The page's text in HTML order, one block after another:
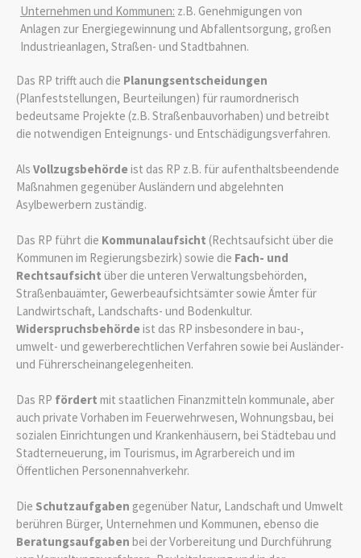
Unternehmen und Kommunen: z.B. Genehmigungen von
Anlagen zur Energiegewinnung und Abfallentsorgung, großen
Industrieanlagen, Straßen- und Stadtbahnen.
Das RP trifft auch die Planungsentscheidungen
(Planfeststellungen, Beurteilungen) für raumordnerisch
bedeutsame Projekte (z.B. Straßenbauvorhaben) und betreibt
die notwendigen Enteignungs- und Entschädigungsverfahren.
Als Vollzugsbehörde ist das RP z.B. für aufenthaltsbeendende
Maßnahmen gegenüber Ausländern und abgelehnten
Asylbewerbern zuständig.
Das RP führt die Kommunalaufsicht (Rechtsaufsicht über die
Kommunen im Regierungsbezirk) sowie die Fach- und
Rechtsaufsicht über die unteren Verwaltungsbehörden,
Straßenbauämter, Gewerbeaufsichtsämter sowie Ämter für
Landwirtschaft, Landschafts- und Bodenkultur.
Widerspruchsbehörde ist das RP insbesondere in bau-,
umwelt- und gewerberechtlichen Verfahren sowie bei Ausländer-
und Führerscheinangelegenheiten.
Das RP fördert mit staatlichen Finanzmitteln kommunale, aber
auch private Vorhaben im Feuerwehrwesen, Wohnungsbau, bei
sozialen Einrichtungen und Krankenhäusern, bei Städtebau und
Stadterneuerung, im Tourismus, im Agrarbereich und im
Öffentlichen Personennahverkehr.
Die Schutzaufgaben gegenüber Natur, Landschaft und Umwelt
berühren Bürger, Unternehmen und Kommunen, ebenso die
Beratungsaufgaben bei der Vorbereitung und Durchführung